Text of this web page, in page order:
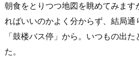
朝食をとりつつ地図を眺めてみます
ればいいのかよく分からず、結局通
「鼓楼バス停」から。いつもの出
た。